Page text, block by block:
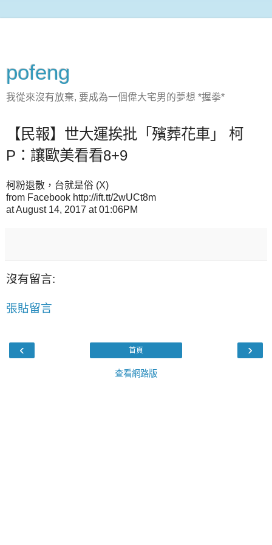
pofeng
我從來沒有放棄, 要成為一個偉大宅男的夢想 *握拳*
【民報】世大運挨批「殯葬花車」 柯
P：讓歐美看看8+9
柯粉退散，台就是俗 (X)
from Facebook http://ift.tt/2wUCt8m
at August 14, 2017 at 01:06PM
沒有留言:
張貼留言
‹ ›
首頁
查看網路版